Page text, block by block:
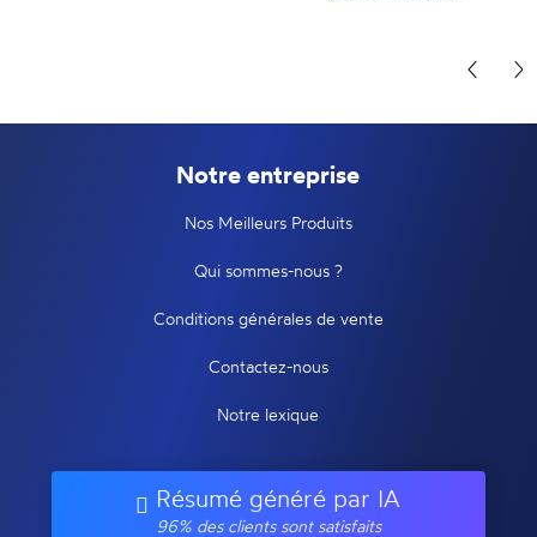
Notre entreprise
Nos Meilleurs Produits
Qui sommes-nous ?
Conditions générales de vente
Contactez-nous
Notre lexique
Résumé généré par IA
96% des clients sont satisfaits